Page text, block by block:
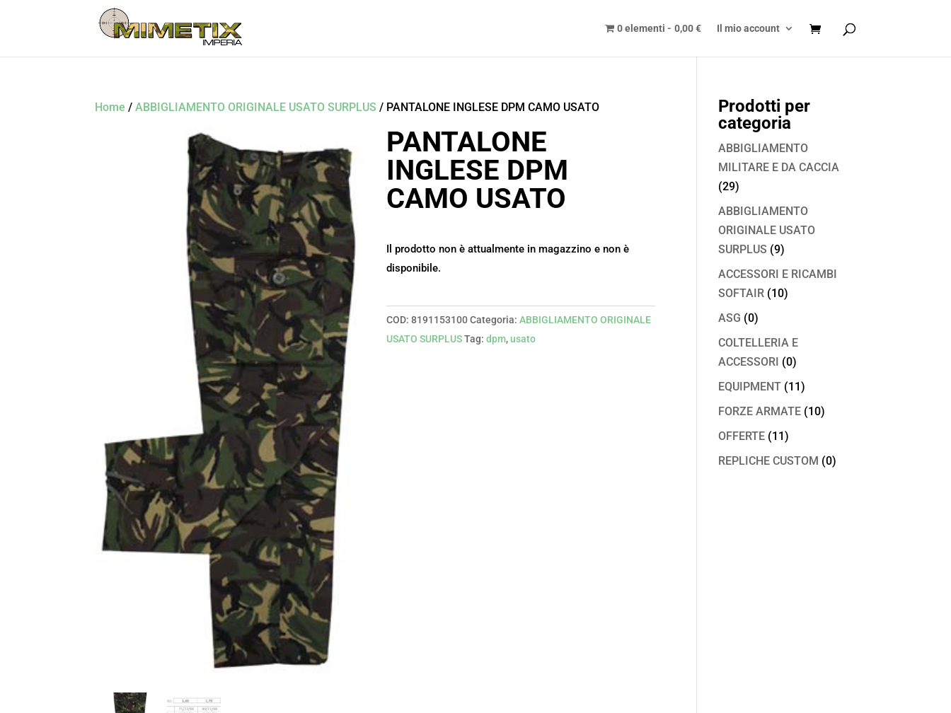
0 elementi 0,00 € Il mio account
Home /ABBIGLIAMENTO ORIGINALE USATO SURPLUS / PANTALONE INGLESE DPM CAMO USATO
PANTALONE
INGLESE DPM
CAMO USATO
Il prodotto non è attualmente in magazzino e non è
disponibile.
COD:8191153100Categoria:ABBIGLIAMENTO ORIGINALE
USATO SURPLUSTag:dpm,usato
Prodotti per
categoria
ABBIGLIAMENTO
MILITARE E DA CACCIA
(29)
ABBIGLIAMENTO
ORIGINALE USATO
SURPLUS (9)
ACCESSORI E RICAMBI
SOFTAIR (10)
ASG (0)
COLTELLERIA E
ACCESSORI (0)
EQUIPMENT (11)
FORZE ARMATE (10)
OFFERTE (11)
REPLICHE CUSTOM (0)